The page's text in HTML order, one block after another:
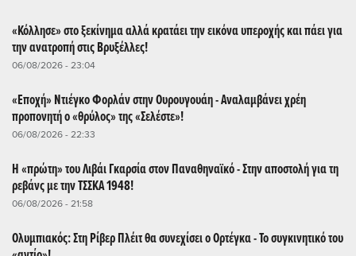
«Κόλλησε» στο ξεκίνημα αλλά κρατάει την εικόνα υπεροχής και πάει για
την ανατροπή στις Βρυξέλλες!
06/08/2026 - 23:04
«Εποχή» Ντιέγκο Φορλάν στην Ουρουγουάη - Αναλαμβάνει χρέη
προπονητή ο «θρύλος» της «Σελέστε»!
06/08/2026 - 22:33
Η «πρώτη» του Λιβάι Γκαρσία στον Παναθηναϊκό - Στην αποστολή για τη
ρεβάνς με την ΤΣΣΚΑ 1948!
06/08/2026 - 21:58
Ολυμπιακός: Στη Ρίβερ Πλέιτ θα συνεχίσει ο Ορτέγκα - Το συγκινητικό του